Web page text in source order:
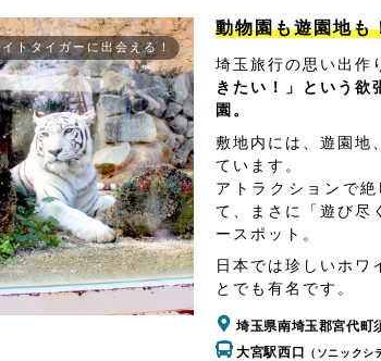
トタイガーに出会える！
動物園も遊園地も
埼玉旅行の思い出作
きたい！」という欲
園。
敷地内には、遊園地
ています。
アトラクションで
て、まさに「遊び尽
ースポット。
日本では珍しいホワ
とでも有名です。
埼玉県南埼玉郡宮代町
大宮駅西口
（ソニックシ